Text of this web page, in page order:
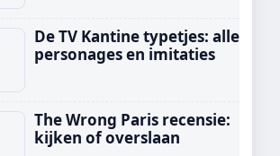
De TV Kantine typetjes: alle
personages en imitaties
The Wrong Paris recensie:
kijken of overslaan